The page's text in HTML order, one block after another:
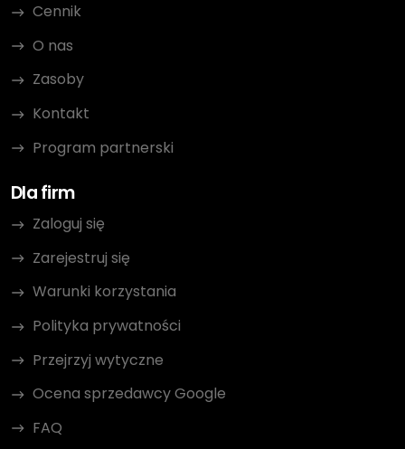
Cennik
O nas
Zasoby
Kontakt
Program partnerski
Dla firm
Zaloguj się
Zarejestruj się
Warunki korzystania
Polityka prywatności
Przejrzyj wytyczne
Ocena sprzedawcy Google
FAQ